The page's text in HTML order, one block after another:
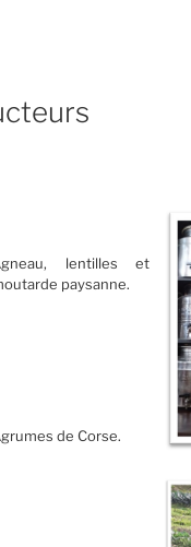
lentilles et
paysanne.
de Corse.